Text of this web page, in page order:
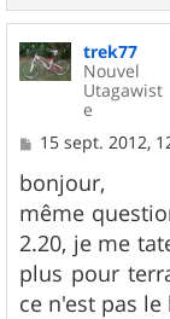
trek77
Nouvel
Utagawist
e
M
s
s
a
g
e
15 sept. 2012,
bonjour,
même
2.20, je me
plus pour
ce n'est pas